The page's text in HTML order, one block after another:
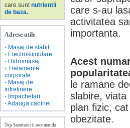
care suntnutrientii
de baza.
Adrese utile
· Masaj de slabit
· Electrostimulare
· Hidromasaj
· Tratamente
corporale
· Masaj de
intretinere
· Impachetari
· Adauga cabinet
Top Sanatate iti recomanda
care s-au
activitatea
importanta.
Acest
le ramane
slabire, viata
plan fizic,
obezitate.